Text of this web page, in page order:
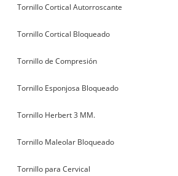
Tornillo Cortical Autorroscante
Tornillo Cortical Bloqueado
Tornillo de Compresión
Tornillo Esponjosa Bloqueado
Tornillo Herbert 3 MM.
Tornillo Maleolar Bloqueado
Tornillo para Cervical